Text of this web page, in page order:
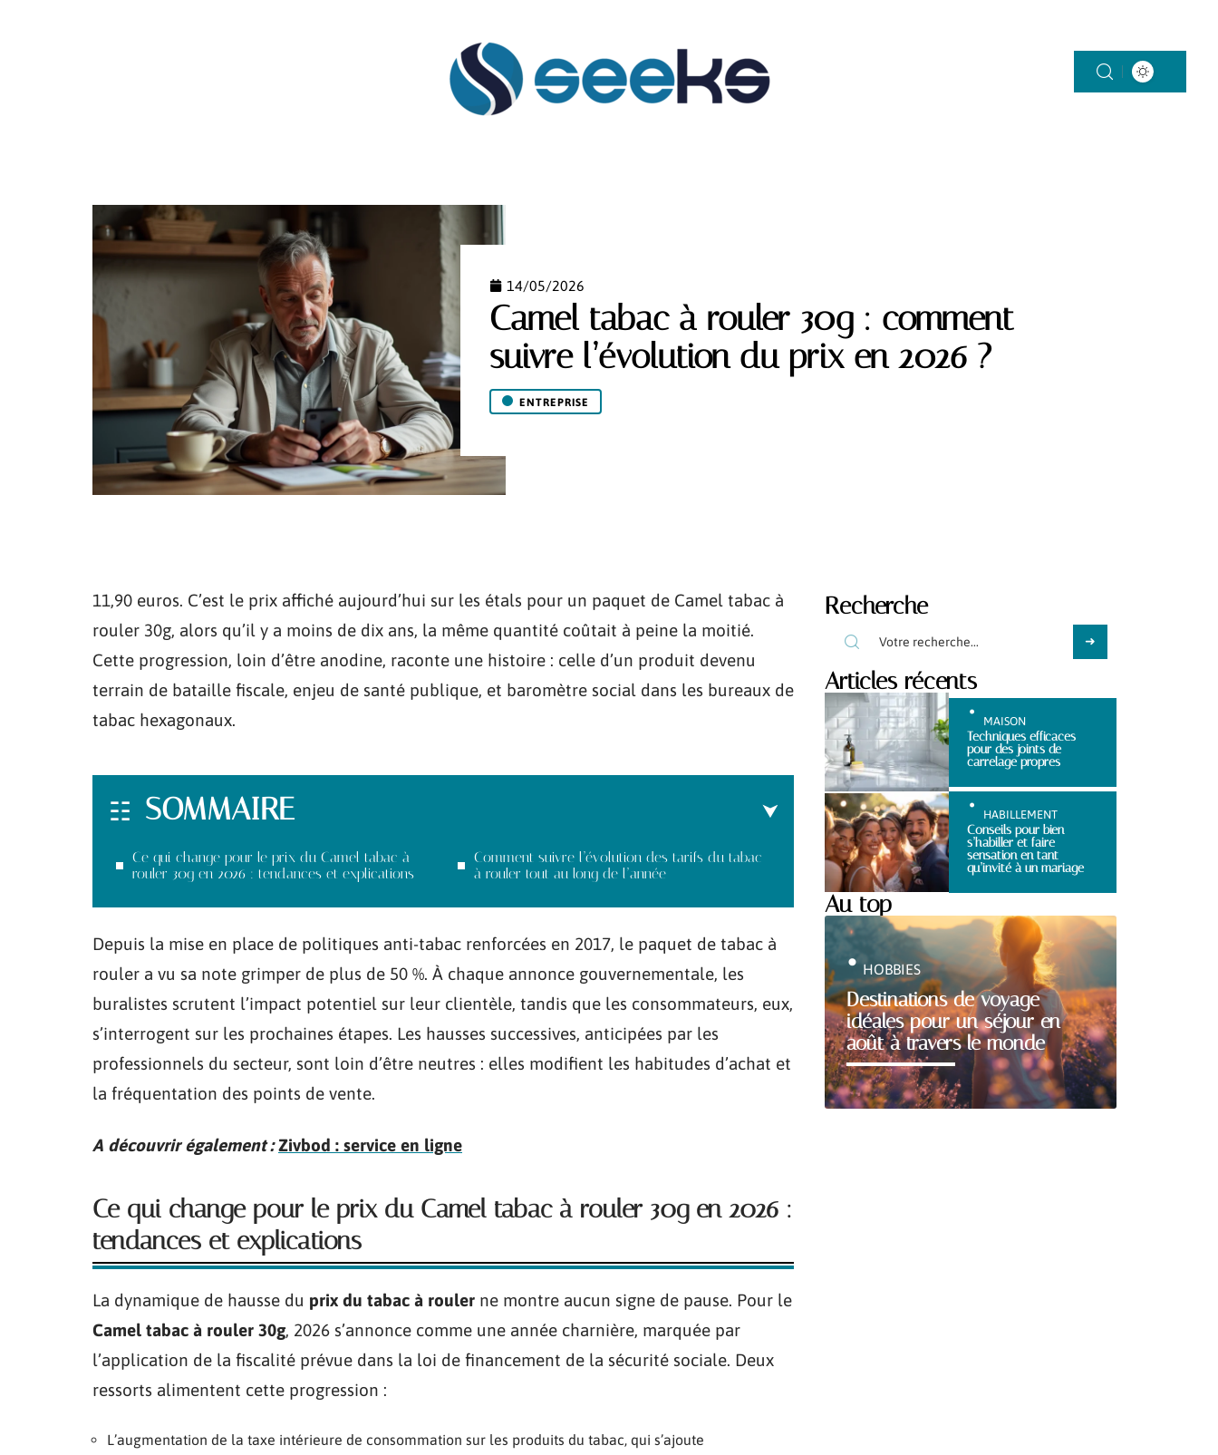
14/05/2026
Camel tabac à rouler 30g : comment
suivre l’évolution du prix en 2026 ?
ENTREPRISE
11,90 euros. C’est le prix affiché aujourd’hui sur les étals pour un paquet de Camel tabac à
rouler 30g, alors qu’il y a moins de dix ans, la même quantité coûtait à peine la moitié.
Cette progression, loin d’être anodine, raconte une histoire : celle d’un produit devenu
terrain de bataille fiscale, enjeu de santé publique, et baromètre social dans les bureaux de
tabac hexagonaux.
SOMMAIRE
Ce qui change pour le prix du Camel tabac à
rouler 30g en 2026 : tendances et explications
Comment suivre l’évolution des tarifs du tabac
à rouler tout au long de l’année
Depuis la mise en place de politiques anti-tabac renforcées en 2017, le paquet de tabac à
rouler a vu sa note grimper de plus de 50 %. À chaque annonce gouvernementale, les
buralistes scrutent l’impact potentiel sur leur clientèle, tandis que les consommateurs, eux,
s’interrogent sur les prochaines étapes. Les hausses successives, anticipées par les
professionnels du secteur, sont loin d’être neutres : elles modifient les habitudes d’achat et
la fréquentation des points de vente.
A découvrir également : Zivbod : service en ligne
Ce qui change pour le prix du Camel tabac à rouler 30g en 2026 :
tendances et explications
La dynamique de hausse du prix du tabac à rouler ne montre aucun signe de pause. Pour le
Camel tabac à rouler 30g, 2026 s’annonce comme une année charnière, marquée par
l’application de la fiscalité prévue dans la loi de financement de la sécurité sociale. Deux
ressorts alimentent cette progression :
L’augmentation de la taxe intérieure de consommation sur les produits du tabac, qui s’ajoute
Recherche
Articles récents
MAISON
Techniques efficaces
pour des joints de
carrelage propres
HABILLEMENT
Conseils pour bien
s’habiller et faire
sensation en tant
qu’invité à un mariage
Au top
Destinations de voyage
idéales pour un séjour en
août à travers le monde
HOBBIES